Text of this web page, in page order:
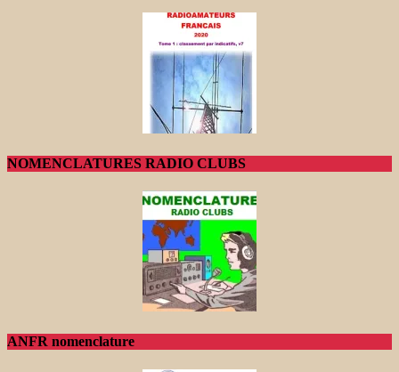
NOMENCLATURES RADIO CLUBS
ANFR nomenclature